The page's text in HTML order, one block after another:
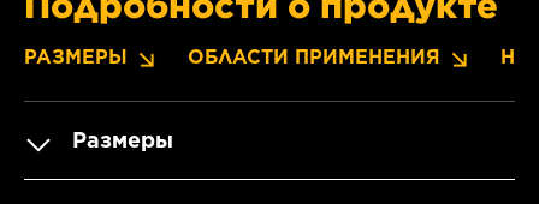
РАЗМЕРЫ ОБЛАСТИ ПРИМЕНЕНИЯ
Размеры